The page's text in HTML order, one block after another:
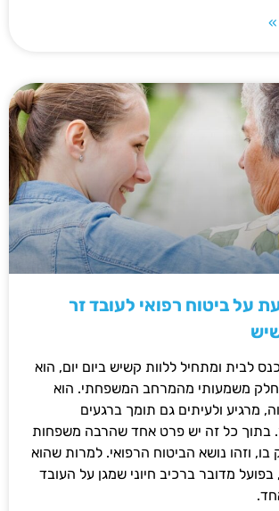
על ביטוח רפואי לעובד זר
לבית ומתחיל ללוות קשיש ביום יום, הוא
משמעותי מהמרחב המשפחתי. הוא
מרגיע ולעיתים גם תומך ברגעים
בתוך כל זה יש פרט אחד שהרבה משפחות
וזהו נושא הביטוח הרפואי. למרות שהוא
מדובר ברכיב חיוני שמגן על העובד